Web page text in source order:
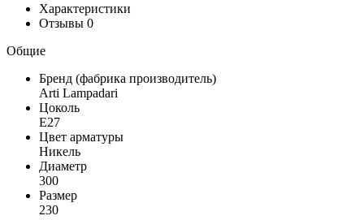
Характеристики
Отзывы 0
Общие
Бренд (фабрика производитель)
Arti Lampadari
Цоколь
E27
Цвет арматуры
Никель
Диаметр
300
Размер
230